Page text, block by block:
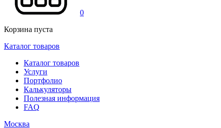
0
Корзина пуста
Каталог товаров
Каталог товаров
Услуги
Портфолио
Калькуляторы
Полезная информация
FAQ
Москва